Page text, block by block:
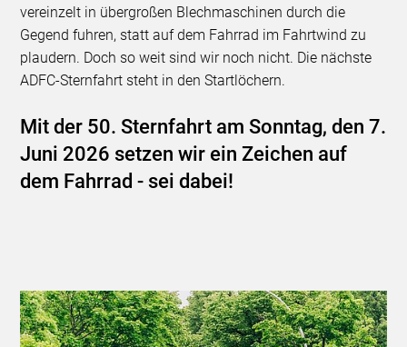
vereinzelt in übergroßen Blechmaschinen durch die
Gegend fuhren, statt auf dem Fahrrad im Fahrtwind zu
plaudern. Doch so weit sind wir noch nicht. Die nächste
ADFC-Sternfahrt steht in den Startlöchern.
Mit der 50. Sternfahrt am Sonntag, den 7.
Juni 2026 setzen wir ein Zeichen auf
dem Fahrrad - sei dabei!